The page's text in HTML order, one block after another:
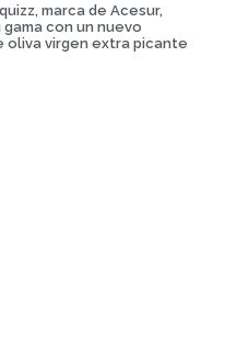
marca de Acesur,
gama con un nuevo
oliva virgen extra picante